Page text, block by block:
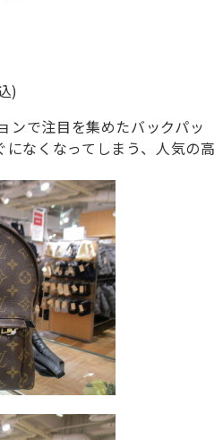
)
ンで注目を集めたバックパッ
なくなってしまう、人気の高